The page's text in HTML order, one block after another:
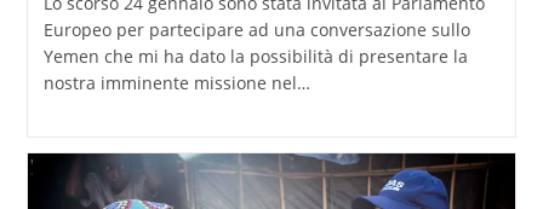
Europeo per partecipare ad una conversazione sullo
Yemen che mi ha dato la possibilità di presentare la
nostra imminente missione nel…